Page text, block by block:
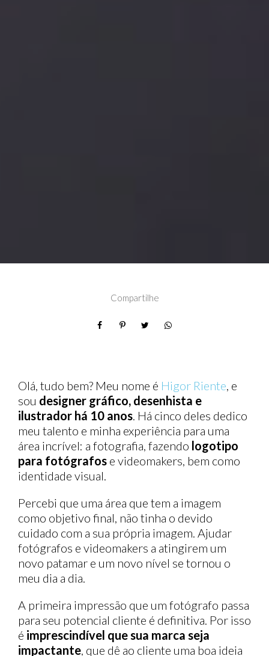
Compartilhe
Olá, tudo bem? Meu nome é Higor Riente, e
sou designer gráfico, desenhista e
ilustrador há 10 anos. Há cinco deles dedico
meu talento e minha experiência para uma
área incrível: a fotografia, fazendo logotipo
para fotógrafos e videomakers, bem como
identidade visual.
Percebi que uma área que tem a imagem
como objetivo final, não tinha o devido
cuidado com a sua própria imagem. Ajudar
fotógrafos e videomakers a atingirem um
novo patamar e um novo nível se tornou o
meu dia a dia.
A primeira impressão que um fotógrafo passa
para seu potencial cliente é definitiva. Por isso
é imprescindível que sua marca seja
impactante, que dê ao cliente uma boa ideia